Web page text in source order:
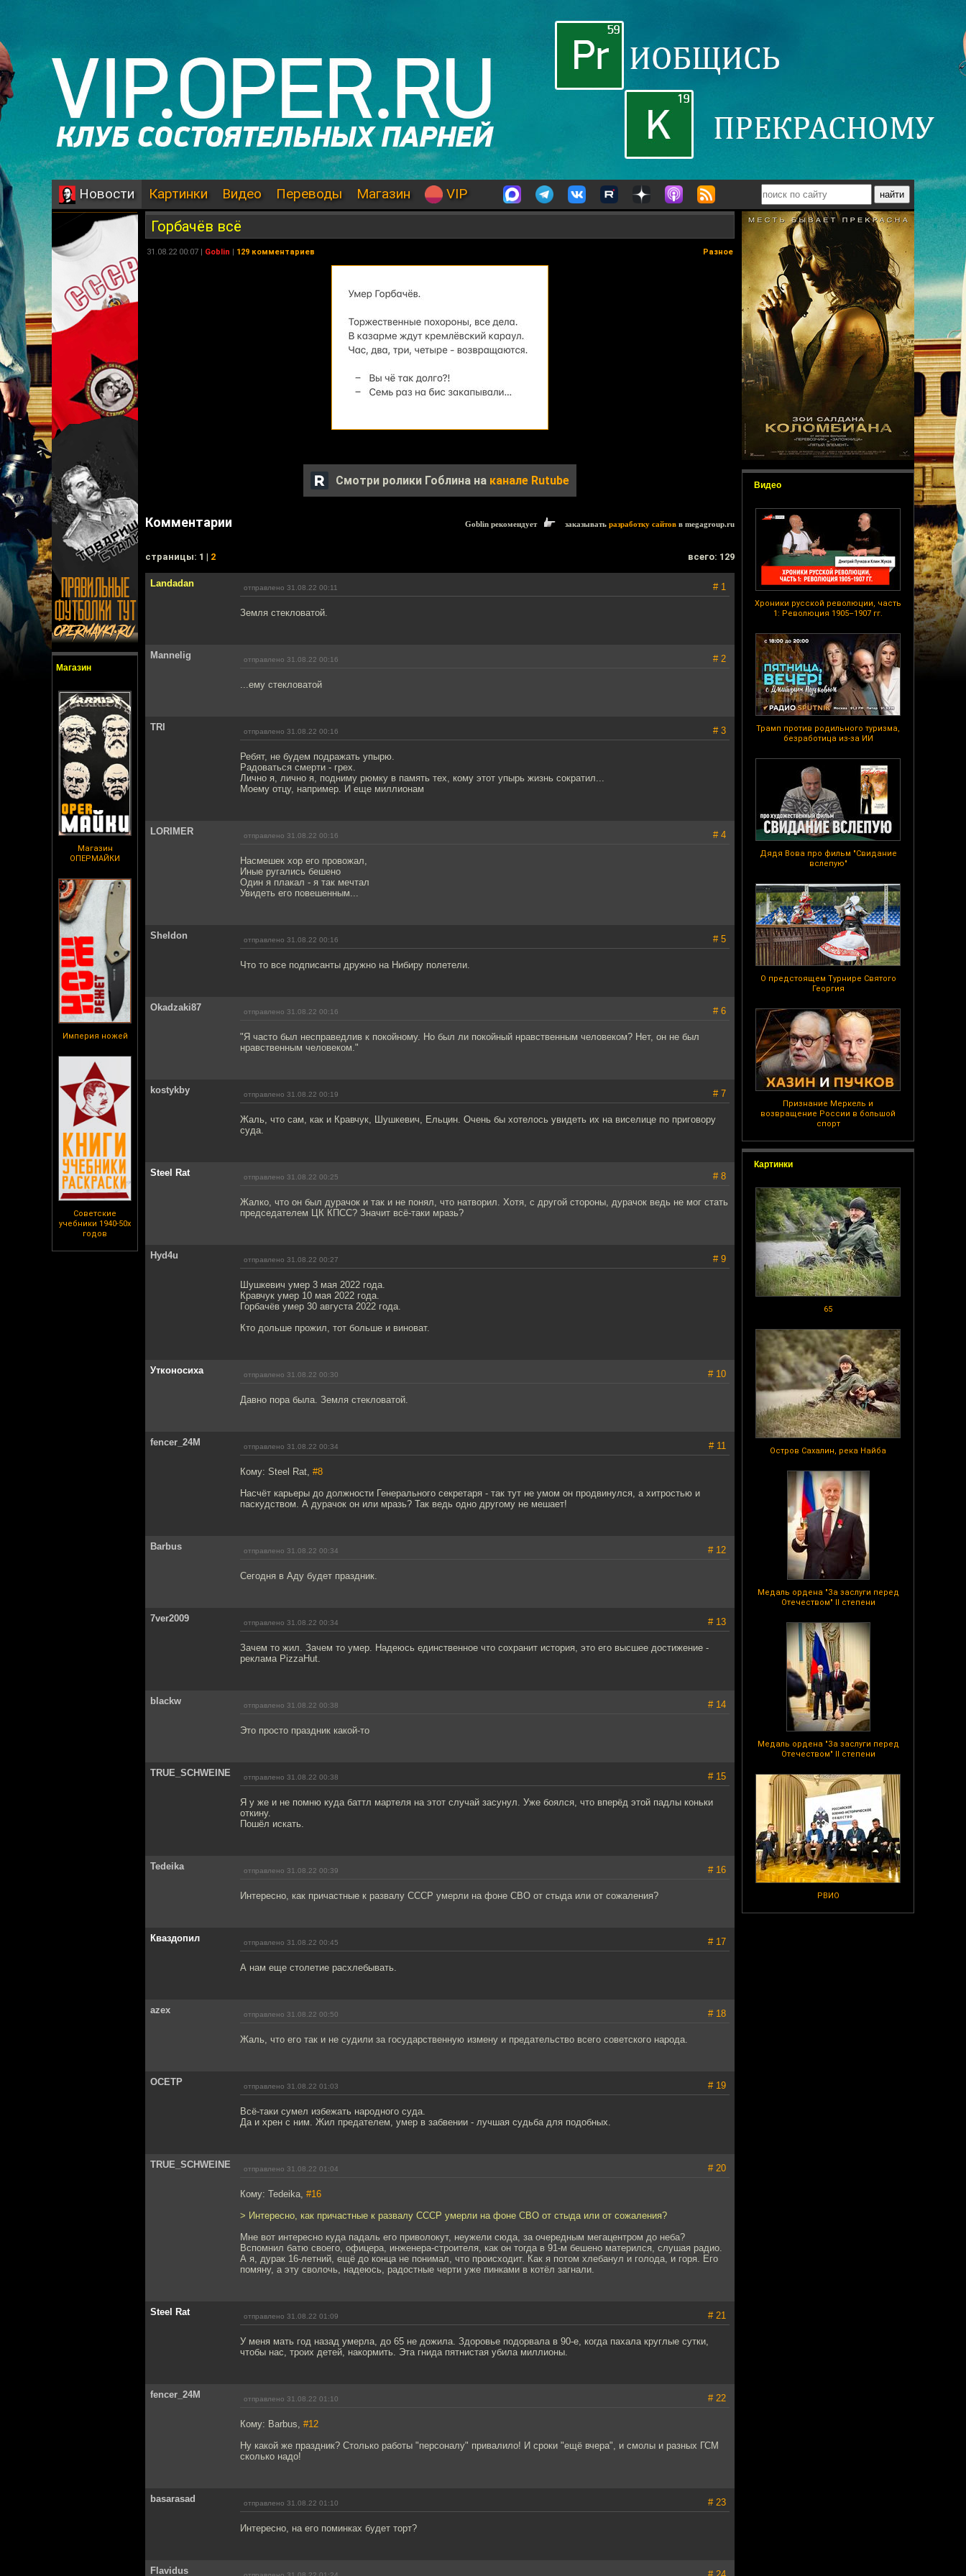
Новости Картинки Видео Переводы Магазин VIP
Магазин
Магазин
ОПЕРМАЙКИ
Империя ножей
Советские
учебники 1940-50х
годов
Видео
Хроники русской революции, часть
1: Революция 1905–1907 гг.
Трамп против родильного туризма,
безработица из-за ИИ
Дядя Вова про фильм "Свидание
вслепую"
О предстоящем Турнире Святого
Георгия
Признание Меркель и
возвращение России в большой
спорт
Картинки
65
Остров Сахалин, река Найба
Медаль ордена "За заслуги перед
Отечеством" II степени
Медаль ордена "За заслуги перед
Отечеством" II степени
РВИО
Горбачёв всё
31.08.22 00:07 | Goblin | 129 комментариев Разное
Смотри ролики Гоблина на канале Rutube
Комментарии Goblin рекомендует заказывать разработку сайтов в megagroup.ru
cтраницы: 1 | 2 всего: 129
Landadan отправлено 31.08.22 00:11 # 1
Земля стекловатой.
Mannelig отправлено 31.08.22 00:16 # 2
...ему стекловатой
TRI отправлено 31.08.22 00:16 # 3
Ребят, не будем подражать упырю.
Радоваться смерти - грех.
Лично я, лично я, подниму рюмку в память тех, кому этот упырь жизнь сократил...
Моему отцу, например. И еще миллионам
LORIMER отправлено 31.08.22 00:16 # 4
Насмешек хор его провожал,
Иные ругались бешено
Один я плакал - я так мечтал
Увидеть его повешенным...
Sheldon отправлено 31.08.22 00:16 # 5
Что то все подписанты дружно на Нибиру полетели.
Okadzaki87 отправлено 31.08.22 00:16 # 6
"Я часто был несправедлив к покойному. Но был ли покойный нравственным человеком? Нет, он не был
нравственным человеком."
kostykby отправлено 31.08.22 00:19 # 7
Жаль, что сам, как и Кравчук, Шушкевич, Ельцин. Очень бы хотелось увидеть их на виселице по приговору
суда.
Steel Rat отправлено 31.08.22 00:25 # 8
Жалко, что он был дурачок и так и не понял, что натворил. Хотя, с другой стороны, дурачок ведь не мог стать
председателем ЦК КПСС? Значит всё-таки мразь?
Hyd4u отправлено 31.08.22 00:27 # 9
Шушкевич умер 3 мая 2022 года.
Кравчук умер 10 мая 2022 года.
Горбачёв умер 30 августа 2022 года.
Кто дольше прожил, тот больше и виноват.
Утконосиха отправлено 31.08.22 00:30 # 10
Давно пора была. Земля стекловатой.
fencer_24M отправлено 31.08.22 00:34 # 11
Кому: Steel Rat, #8
Насчёт карьеры до должности Генерального секретаря - так тут не умом он продвинулся, а хитростью и
паскудством. А дурачок он или мразь? Так ведь одно другому не мешает!
Barbus отправлено 31.08.22 00:34 # 12
Сегодня в Аду будет праздник.
7ver2009 отправлено 31.08.22 00:34 # 13
Зачем то жил. Зачем то умер. Надеюсь единственное что сохранит история, это его высшее достижение -
реклама PizzaHut.
blackw отправлено 31.08.22 00:38 # 14
Это просто праздник какой-то
TRUE_SCHWEINE отправлено 31.08.22 00:38 # 15
Я у же и не помню куда баттл мартеля на этот случай засунул. Уже боялся, что вперёд этой падлы коньки
откину.
Пошёл искать.
Tedeika отправлено 31.08.22 00:39 # 16
Интересно, как причастные к развалу СССР умерли на фоне СВО от стыда или от сожаления?
Кваздопил отправлено 31.08.22 00:45 # 17
А нам еще столетие расхлебывать.
azex отправлено 31.08.22 00:50 # 18
Жаль, что его так и не судили за государственную измену и предательство всего советского народа.
OCETP отправлено 31.08.22 01:03 # 19
Всё-таки сумел избежать народного суда.
Да и хрен с ним. Жил предателем, умер в забвении - лучшая судьба для подобных.
TRUE_SCHWEINE отправлено 31.08.22 01:04 # 20
Кому: Tedeika, #16
> Интересно, как причастные к развалу СССР умерли на фоне СВО от стыда или от сожаления?
Мне вот интересно куда падаль его приволокут, неужели сюда, за очередным мегацентром до неба?
Вспомнил батю своего, офицера, инженера-строителя, как он тогда в 91-м бешено матерился, слушая радио.
А я, дурак 16-летний, ещё до конца не понимал, что происходит. Как я потом хлебанул и голода, и горя. Его
помяну, а эту сволочь, надеюсь, радостные черти уже пинками в котёл загнали.
Steel Rat отправлено 31.08.22 01:09 # 21
У меня мать год назад умерла, до 65 не дожила. Здоровье подорвала в 90-е, когда пахала круглые сутки,
чтобы нас, троих детей, накормить. Эта гнида пятнистая убила миллионы.
fencer_24M отправлено 31.08.22 01:10 # 22
Кому: Barbus, #12
Ну какой же праздник? Столько работы "персоналу" привалило! И сроки "ещё вчера", и смолы и разных ГСМ
сколько надо!
basarasad отправлено 31.08.22 01:10 # 23
Интересно, на его поминках будет торт?
Flavidus